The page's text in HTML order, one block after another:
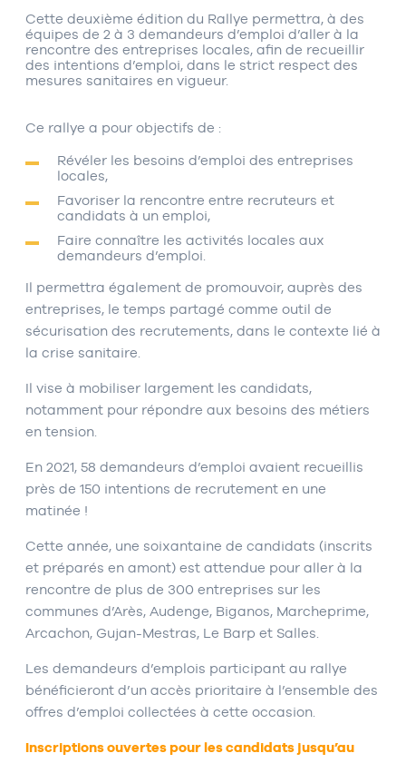
Cette deuxième édition du Rallye permettra, à des
équipes de 2 à 3 demandeurs d’emploi d’aller à la
rencontre des entreprises locales, afin de recueillir
des intentions d’emploi, dans le strict respect des
mesures sanitaires en vigueur.
Ce rallye a pour objectifs de :
Révéler les besoins d’emploi des entreprises
locales,
Favoriser la rencontre entre recruteurs et
candidats à un emploi,
Faire connaître les activités locales aux
demandeurs d’emploi.
Il permettra également de promouvoir, auprès des
entreprises, le temps partagé comme outil de
sécurisation des recrutements, dans le contexte lié à
la crise sanitaire.
Il vise à mobiliser largement les candidats,
notamment pour répondre aux besoins des métiers
en tension.
En 2021, 58 demandeurs d’emploi avaient recueillis
près de 150 intentions de recrutement en une
matinée !
Cette année, une soixantaine de candidats (inscrits
et préparés en amont) est attendue pour aller à la
rencontre de plus de 300 entreprises sur les
communes d’Arès, Audenge, Biganos, Marcheprime,
Arcachon, Gujan-Mestras, Le Barp et Salles.
Les demandeurs d’emplois participant au rallye
bénéficieront d’un accès prioritaire à l’ensemble des
offres d’emploi collectées à cette occasion.
Inscriptions ouvertes pour les candidats jusqu’au